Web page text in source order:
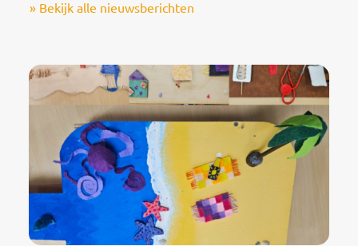
» Bekijk alle nieuwsberichten